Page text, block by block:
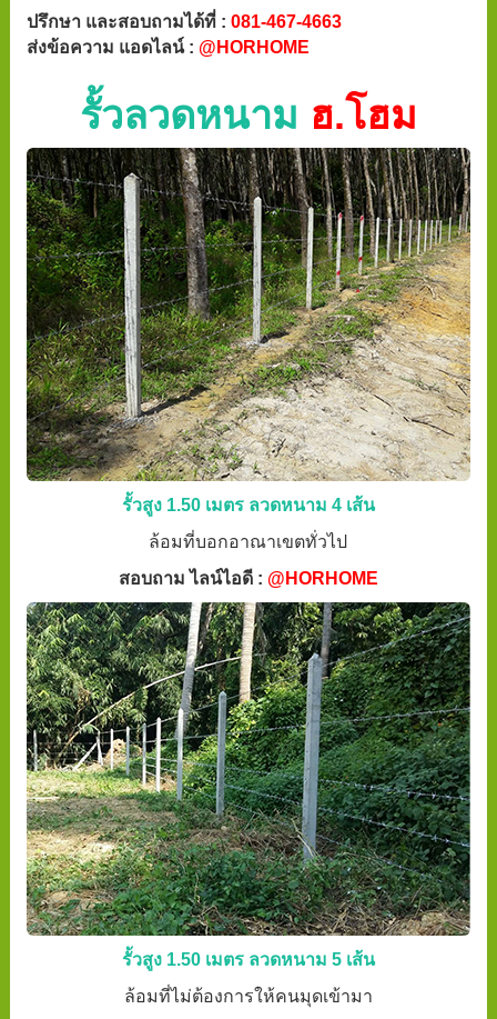
ปรึกษา และสอบถามได้ที่ : 081-467-4663
ส่งข้อความ แอดไลน์ : @HORHOME
รั้วลวดหนาม ฮ.โฮม
รั้วสูง 1.50 เมตร ลวดหนาม 4 เส้น
ล้อมที่บอกอาณาเขตทั่วไป
สอบถาม ไลน์ไอดี : @HORHOME
รั้วสูง 1.50 เมตร ลวดหนาม 5 เส้น
ล้อมที่ไม่ต้องการให้คนมุดเข้ามา